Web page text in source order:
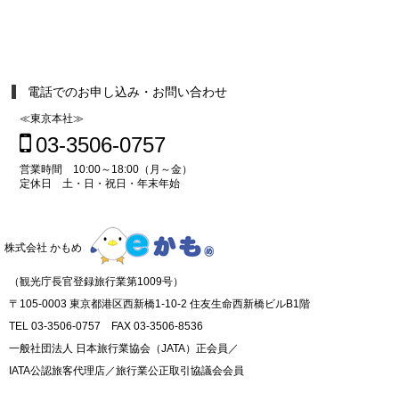
電話でのお申し込み・お問い合わせ
≪東京本社≫
03-3506-0757
営業時間 10:00～18:00（月～金）
定休日 土・日・祝日・年末年始
株式会社 かもめ
（観光庁長官登録旅行業第1009号）
〒105-0003 東京都港区西新橋1-10-2 住友生命西新橋ビルB1階
TEL 03-3506-0757 FAX 03-3506-8536
一般社団法人 日本旅行業協会（JATA）正会員／
IATA公認旅客代理店／旅行業公正取引協議会会員